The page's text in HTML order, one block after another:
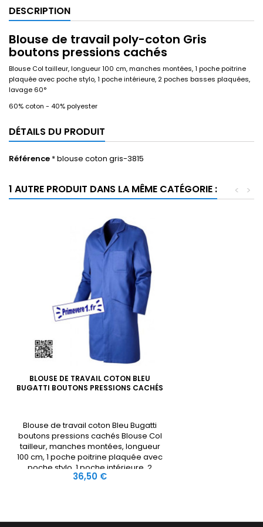
DESCRIPTION
Blouse de travail poly-coton Gris
boutons pressions cachés
Blouse Col tailleur, longueur 100 cm, manches montées, 1 poche poitrine
plaquée avec poche stylo, 1 poche intérieure, 2 poches basses plaquées,
lavage 60°
60% coton - 40% polyester
DÉTAILS DU PRODUIT
Référence * blouse coton gris-3815
1 AUTRE PRODUIT DANS LA MÊME CATÉGORIE : >
<
BLOUSE DE TRAVAIL COTON BLEU
BUGATTI BOUTONS PRESSIONS CACHÉS
Blouse de travail coton Bleu Bugatti
boutons pressions cachés Blouse Col
tailleur, manches montées, longueur
100 cm, 1 poche poitrine plaquée avec
poche stylo, 1 poche intérieure, 2
poches basses plaquées, lavage 60°
Prix
36,50 €